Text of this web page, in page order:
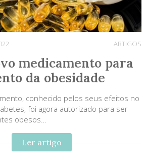
ARTIGOS
medicamento para
da obesidade
conhecido pelos seus efeitos no
foi agora autorizado para ser
obesos…
Ler artigo